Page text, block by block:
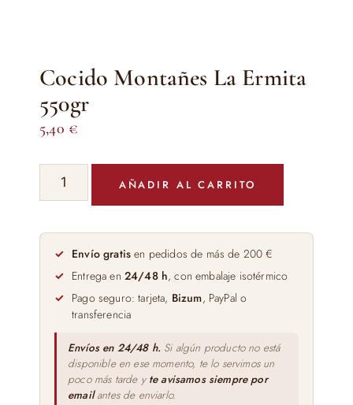
Cocido Montañes La Ermita
550gr
5,40 €
Cocido
Montañes
Ermita
550gr
cantidad
AÑADIR AL CARRITO
Envío gratis en pedidos de más de 200 €
Entrega en 24/48 h, con embalaje isotérmico
Pago seguro: tarjeta, Bizum, PayPal o
transferencia
Envíos en 24/48 h. Si algún producto no está
disponible en ese momento, te lo servimos un
poco más tarde y te avisamos siempre por
emailantes de enviarlo.